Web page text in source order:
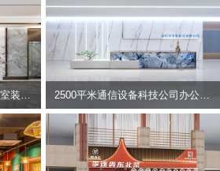
2500平米通信设备科技公司办公室设计 | 宇泰科技